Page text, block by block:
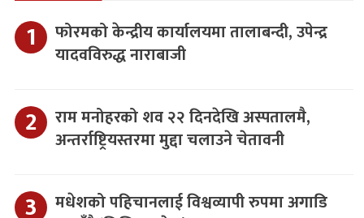
फोरमको केन्द्रीय कार्यालयमा तालाबन्दी, उपेन्द्र
यादवविरुद्ध नाराबाजी
राम मनोहरको शव २२ दिनदेखि अस्पतालमै,
अन्तर्राष्ट्रियस्तरमा मुद्दा चलाउने चेतावनी
मधेशको पहिचानलाई विश्वव्यापी रुपमा अगाडि